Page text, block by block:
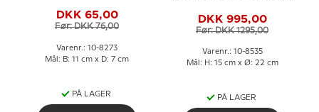
muslingeformet, Royal
Copenhagen
DKK 65,00
Før: DKK 76,00
Varenr.: 10-8273
Mål: B: 11 cm x D: 7 cm
PÅ LAGER
DKK 995,00
Før: DKK 1295,00
Varenr.: 10-8535
Mål: H: 15 cm x Ø: 22 cm
PÅ LAGER